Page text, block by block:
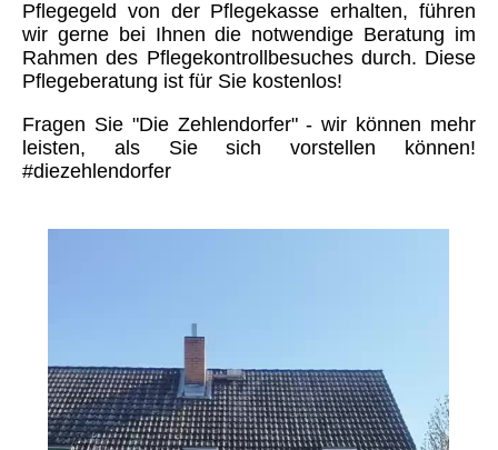
Pflegegeld von der Pflegekasse erhalten, führen
wir gerne bei Ihnen die notwendige Beratung im
Rahmen des Pflegekontrollbesuches durch. Diese
Pflegeberatung ist für Sie kostenlos!
Fragen Sie "Die Zehlendorfer" - wir können mehr
leisten, als Sie sich vorstellen können!
#diezehlendorfer